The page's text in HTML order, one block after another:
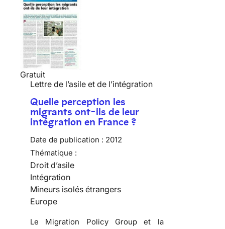
Gratuit
Lettre de l’asile et de l’intégration
Quelle perception les
migrants ont-ils de leur
intégration en France ?
Date de publication : 2012
Thématique :
Droit d’asile
Intégration
Mineurs isolés étrangers
Europe
Le Migration Policy Group et la